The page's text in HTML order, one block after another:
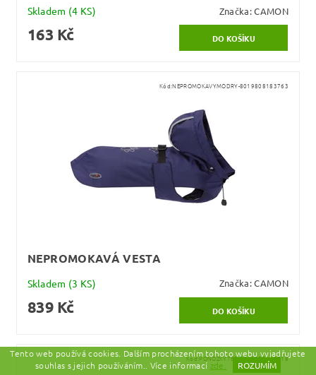
Skladem (4 KS) Značka:CAMON
163 Kč
Kód:NEPROMOKAVYMODRY-8019808183763
NEPROMOKAVÁ VESTA
Skladem (3 KS) Značka:CAMON
839 Kč
Kód:PONOZKY762-8019808109718
Tento web používá cookies. Dalším procházením tohoto webu vyjadřujete
souhlas s jejich používáním.. Více informací zde. ROZUMÍM